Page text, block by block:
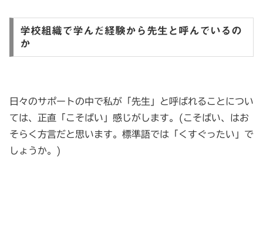
学校組織で学んだ経験から先生と呼んでいるの
か
日々のサポートの中で私が「先生」と呼ばれることについ
ては、正直「こそばい」感じがします。(こそばい、はお
そらく方言だと思います。標準語では「くすぐったい」で
しょうか。)